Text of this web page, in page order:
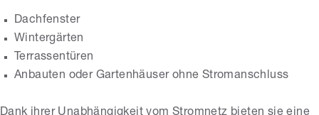
Dachfenster
Wintergärten
Terrassentüren
Anbauten oder Gartenhäuser ohne Stromanschluss